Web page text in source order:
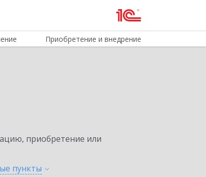
Приобретение и внедрение
приобретение или
пункты